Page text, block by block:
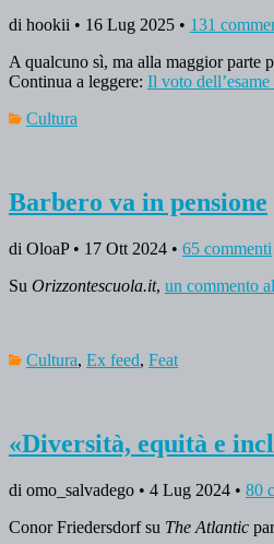
di hookii • 16 Lug 2025 • 131
A qualcuno sì, ma alla maggior parte
Continua a leggere: Il voto
Cultura
Barbero va in pensione
di OloaP • 17 Ott 2024 • 65 commenti
Su Orizzontescuola.it, un commento
Cultura, Ex feed, Feat
«Diversità, equità e
di omo_salvadego • 4 Lug 2024 • 80
Conor Friedersdorf su The Atlantic